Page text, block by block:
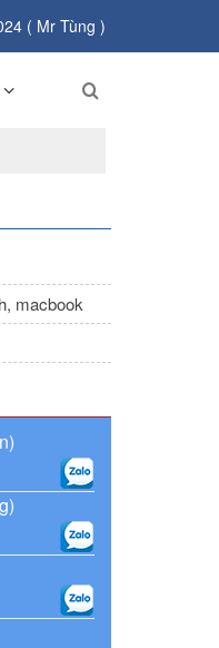
( Mr Tùng )
macbook